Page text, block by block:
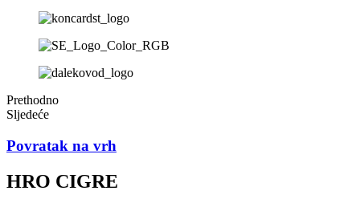
Prethodno
Sljedeće
Povratak na vrh
HRO CIGRE